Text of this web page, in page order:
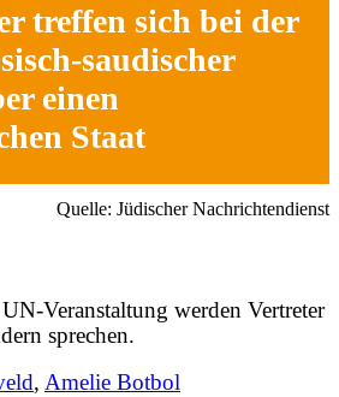
treffen sich bei der
saudischer
einen
Staat
Quelle: Jüdischer Nachrichtendienst
Veranstaltung werden Vertreter
sprechen.
, Amelie Botbol